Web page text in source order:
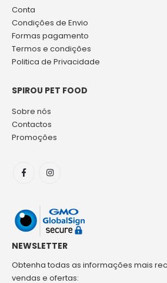
Conta
Condições de Envio
Formas pagamento
Termos e condições
Politica de Privacidade
SPIROU PET FOOD
Sobre nós
Contactos
Promoções
NEWSLETTER
Obtenha todas as informações mais
vendas e ofertas: